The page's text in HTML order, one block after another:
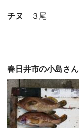
チヌ ３尾
春日井市の小島さん